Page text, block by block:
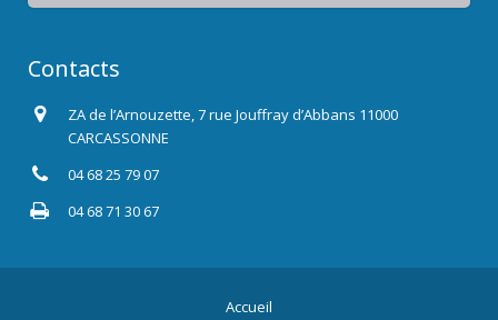
Contacts
ZA de l’Arnouzette, 7 rue Jouffray d’Abbans 11000
CARCASSONNE
04 68 25 79 07
04 68 71 30 67
Accueil